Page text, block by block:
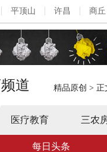
平顶山 许昌 商丘
道 精品原创 > 正
医疗教育 三农
每日头条